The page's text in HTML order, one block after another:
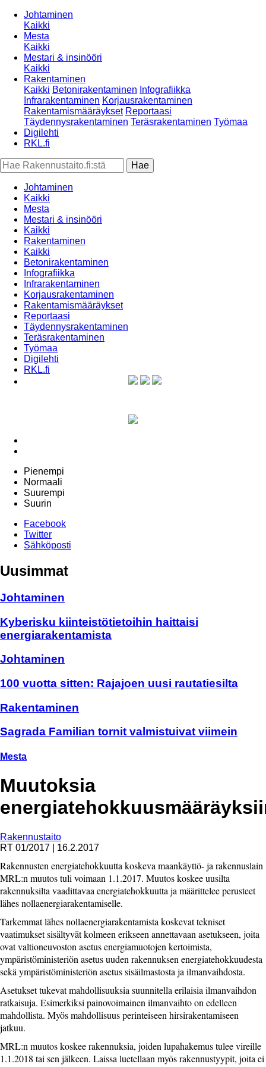
Johtaminen
Kaikki
Mesta
Kaikki
Mestari & insinööri
Kaikki
Rakentaminen
Kaikki Betonirakentaminen Infografiikka
Infrarakentaminen Korjausrakentaminen
Rakentamismääräykset Reportaasi
Täydennysrakentaminen Teräsrakentaminen Työmaa
Digilehti
RKL.fi
Johtaminen
Kaikki
Mesta
Mestari & insinööri
Kaikki
Rakentaminen
Kaikki
Betonirakentaminen
Infografiikka
Infrarakentaminen
Korjausrakentaminen
Rakentamismääräykset
Reportaasi
Täydennysrakentaminen
Teräsrakentaminen
Työmaa
Digilehti
RKL.fi
Pienempi
Normaali
Suurempi
Suurin
Facebook
Twitter
Sähköposti
Uusimmat
Johtaminen
Kyberisku kiinteistötietoihin haittaisi
energiarakentamista
Johtaminen
100 vuotta sitten: Rajajoen uusi rautatiesilta
Rakentaminen
Sagrada Familian tornit valmistuivat viimein
Mesta
Muutoksia
Rakennustaito
RT 01/2017
16.2.2017
Rakennusten energiatehokkuutta koskeva maankäyttö- ja rakennuslain
MRL:n muutos tuli voimaan 1.1.2017. Muutos koskee uusilta
rakennuksilta vaadittavaa energiatehokkuutta ja määrittelee perusteet
lähes nollaenergiarakentamiselle.
Tarkemmat lähes nollaenergiarakentamista koskevat tekniset
vaatimukset sisältyvät kolmeen erikseen annettavaan asetukseen, joita
ovat valtioneuvoston asetus energiamuotojen kertoimista,
ympäristöministeriön asetus uuden rakennuksen energiatehokkuudesta
sekä ympäristöministeriön asetus sisäilmastosta ja ilmanvaihdosta.
Asetukset tukevat mahdollisuuksia suunnitella erilaisia ilmanvaihdon
ratkaisuja. Esimerkiksi painovoimainen ilmanvaihto on edelleen
mahdollista. Myös mahdollisuus perinteiseen hirsirakentamiseen
jatkuu.
MRL:n muutos koskee rakennuksia, joiden lupahakemus tulee vireille
1.1.2018 tai sen jälkeen. Laissa luetellaan myös rakennustyypit, joita ei